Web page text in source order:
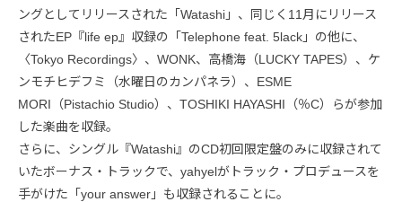
ングとしてリリースされた「Watashi」、同じく11月にリリース
されたEP『life ep』収録の「Telephone feat. 5lack」の他に、
〈Tokyo Recordings〉、WONK、高橋海（LUCKY TAPES）、ケ
ンモチヒデフミ（水曜日のカンパネラ）、ESME
MORI（Pistachio Studio）、TOSHIKI HAYASHI（％C）らが参加
した楽曲を収録。
さらに、シングル『Watashi』のCD初回限定盤のみに収録されて
いたボーナス・トラックで、yahyelがトラック・プロデュースを
手がけた「your answer」も収録されることに。